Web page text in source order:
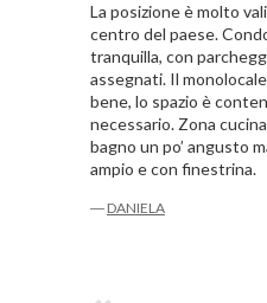
La posizione è molto
centro del paese.
tranquilla, con
assegnati. Il
bene, lo spazio è
necessario. Zona
bagno un po’ angusto
ampio e con finestrina.
― DANIELA